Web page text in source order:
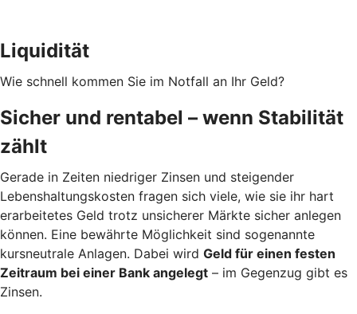
Liquidität
Wie schnell kommen Sie im Notfall an Ihr Geld?
Sicher und rentabel – wenn Stabilität
zählt
Gerade in Zeiten niedriger Zinsen und steigender
Lebenshaltungskosten fragen sich viele, wie sie ihr hart
erarbeitetes Geld trotz unsicherer Märkte sicher anlegen
können. Eine bewährte Möglichkeit sind sogenannte
kursneutrale Anlagen. Dabei wird Geld für einen festen
Zeitraum bei einer Bank angelegt – im Gegenzug gibt es
Zinsen.